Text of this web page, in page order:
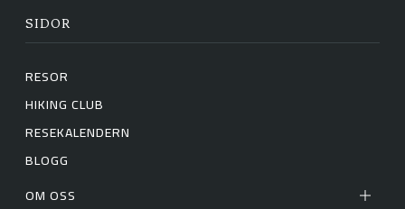
SIDOR
RESOR
HIKING CLUB
RESEKALENDERN
BLOGG
OM OSS